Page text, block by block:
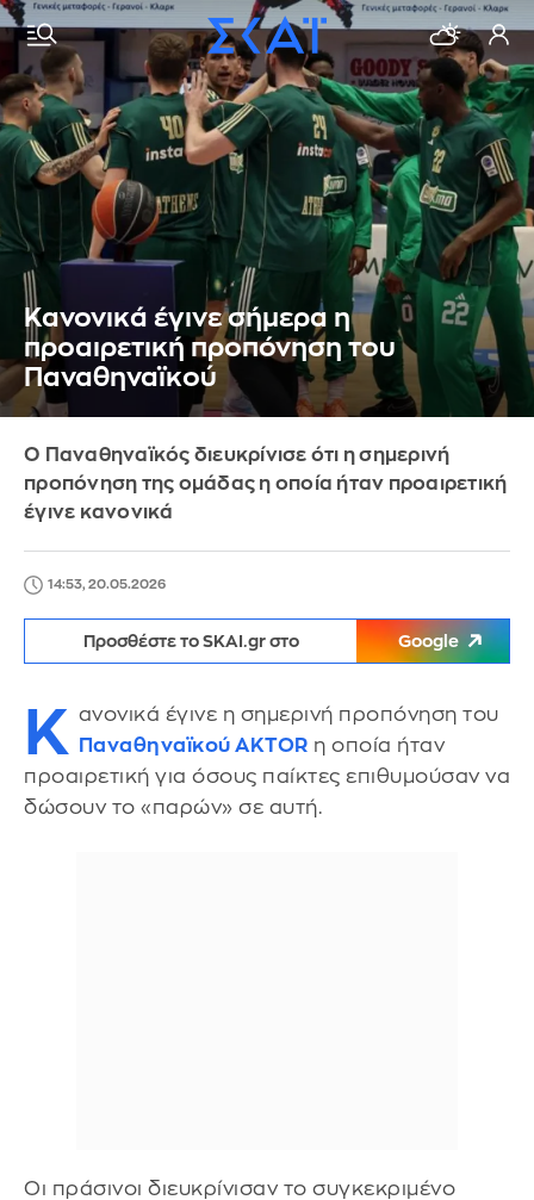
Κανονικά έγινε σήμερα η
προαιρετική προπόνηση του
Παναθηναϊκού
Ο Παναθηναϊκός διευκρίνισε ότι η σημερινή
προπόνηση της ομάδας η οποία ήταν προαιρετική
έγινε κανονικά
14:53, 20.05.2026
Προσθέστε το SKAI.gr στο Google
Κ ανονικά έγινε η σημερινή προπόνηση του
Παναθηναϊκού AKTOR η οποία ήταν
προαιρετική για όσους παίκτες επιθυμούσαν να
δώσουν το «παρών» σε αυτή.
Οι πράσινοι διευκρίνισαν το συγκεκριμένο